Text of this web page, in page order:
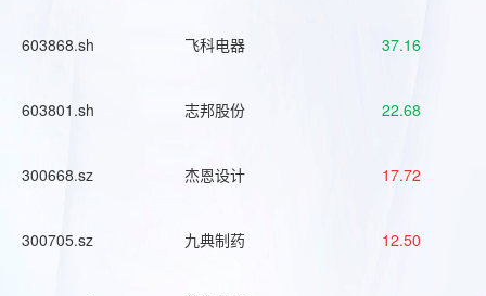
603868.sh 飞科电器 37.16
603801.sh 志邦股份 22.68
300668.sz 杰恩设计 17.72
300705.sz 九典制药 12.50